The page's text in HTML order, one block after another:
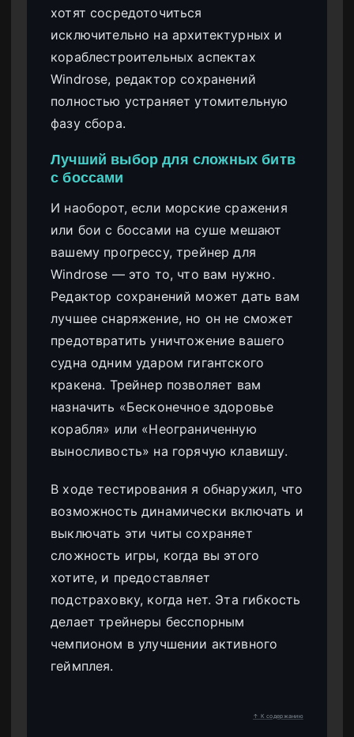
хотят сосредоточиться
исключительно на архитектурных и
кораблестроительных аспектах
Windrose, редактор сохранений
полностью устраняет утомительную
фазу сбора.
Лучший выбор для сложных битв
с боссами
И наоборот, если морские сражения
или бои с боссами на суше мешают
вашему прогрессу, трейнер для
Windrose — это то, что вам нужно.
Редактор сохранений может дать вам
лучшее снаряжение, но он не сможет
предотвратить уничтожение вашего
судна одним ударом гигантского
кракена. Трейнер позволяет вам
назначить «Бесконечное здоровье
корабля» или «Неограниченную
выносливость» на горячую клавишу.
В ходе тестирования я обнаружил, что
возможность динамически включать и
выключать эти читы сохраняет
сложность игры, когда вы этого
хотите, и предоставляет
подстраховку, когда нет. Эта гибкость
делает трейнеры бесспорным
чемпионом в улучшении активного
геймплея.
↑ К содержанию